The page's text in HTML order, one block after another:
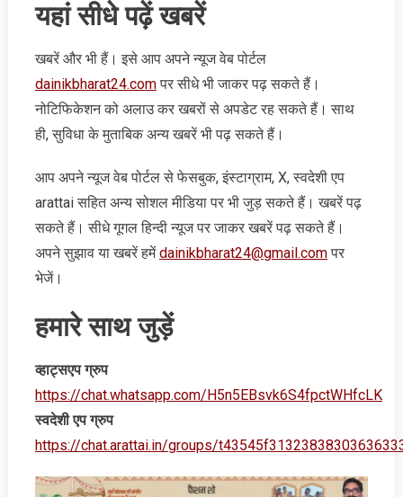
​यहां सीधे पढ़ें खबरें
खबरें और भी हैं। इसे आप अपने न्‍यूज वेब पोर्टल
dainikbharat24.comपर सीधे भी जाकर पढ़ सकते हैं।
नोटिफिकेशन को अलाउ कर खबरों से अपडेट रह सकते हैं। साथ
ही, सुविधा के मुताबिक अन्‍य खबरें भी पढ़ सकते हैं।
आप अपने न्‍यूज वेब पोर्टल से फेसबुक, इंस्‍टाग्राम, X, स्‍वदेशी एप
arattai सहित अन्‍य सोशल मीडिया पर भी जुड़ सकते हैं। खबरें पढ़
सकते हैं। सीधे गूगल हिन्‍दी न्‍यूज पर जाकर खबरें पढ़ सकते हैं।
अपने सुझाव या खबरें हमेंdainikbharat24@gmail.comपर
भेजें।
हमारे साथ जुड़ें
व्‍हाट्सएप ग्रुप
https://chat.whatsapp.com/H5n5EBsvk6S4fpctWHfcLK
स्‍वदेशी एप ग्रुप
https://chat.arattai.in/groups/